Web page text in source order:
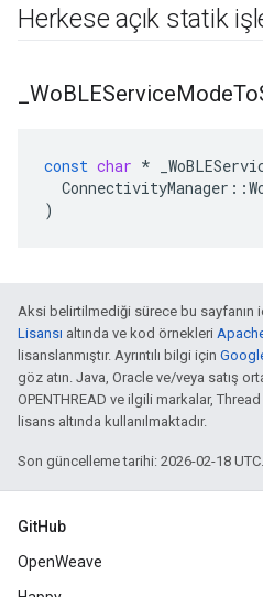
Herkese açık statik
WoBLEServiceModeTo
const char *
ConnectivityManager ::
)
Aksi belirtilmediği sürece bu sayfanın
Lisansı altında ve kod örnekleri
lisanslanmıştır. Ayrıntılı bilgi için
göz atın. Java, Oracle ve/veya satış
OPENTHREAD ve ilgili markalar,
lisans altında kullanılmaktadır.
Son güncelleme tarihi: 2026-02-18 UTC.
GitHub
OpenWeave